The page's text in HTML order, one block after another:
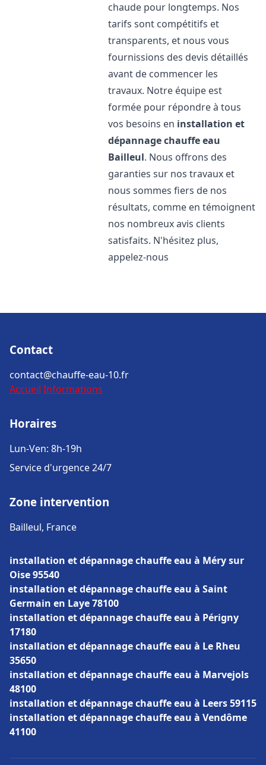
chaude pour longtemps. Nos
tarifs sont compétitifs et
transparents, et nous vous
fournissions des devis détaillés
avant de commencer les
travaux. Notre équipe est
formée pour répondre à tous
vos besoins en installation et
dépannage chauffe eau
Bailleul. Nous offrons des
garanties sur nos travaux et
nous sommes fiers de nos
résultats, comme en témoignent
nos nombreux avis clients
satisfaits. N'hésitez plus,
appelez-nous
Contact
contact@chauffe-eau-10.fr
Accueil Informations
Horaires
Lun-Ven: 8h-19h
Service d'urgence 24/7
Zone intervention
Bailleul, France
installation et dépannage chauffe eau à Méry sur
Oise 95540
installation et dépannage chauffe eau à Saint
Germain en Laye 78100
installation et dépannage chauffe eau à Périgny
17180
installation et dépannage chauffe eau à Le Rheu
35650
installation et dépannage chauffe eau à Marvejols
48100
installation et dépannage chauffe eau à Leers 59115
installation et dépannage chauffe eau à Vendôme
41100